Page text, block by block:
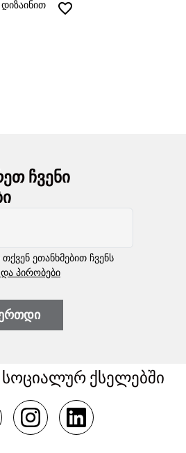
ჩვენი
ეთანხმებით ჩვენს
პირობები
სოციალურ ქსელებში